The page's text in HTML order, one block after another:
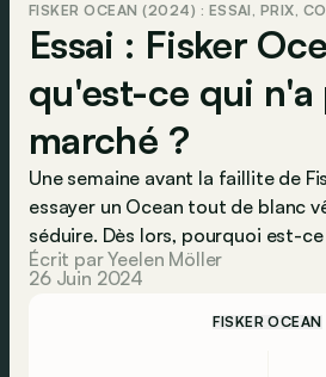
FISKER OCEAN (2024) : ESSAI, PRIX,
Essai : Fisker
qu'est-ce qui n'a
marché ?
Une semaine avant la faillite de
essayer un Ocean tout de blanc
séduire. Dès lors, pourquoi est-
Écrit par Yeelen Möller
26 Juin 2024
FISKER OCEAN